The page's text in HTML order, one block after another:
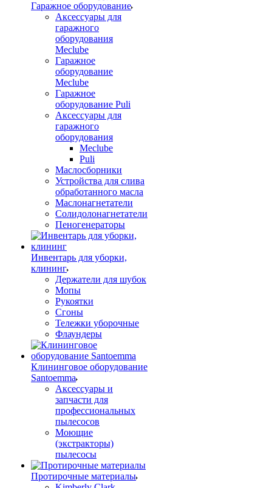
Гаражное оборудование
Аксессуары для
гаражного
оборудования
Meclube
Гаражное
оборудование
Meclube
Гаражное
оборудование Puli
Аксессуары для
гаражного
оборудования
Meclube
Puli
Маслосборники
Устройства для слива
обработанного масла
Маслонагнетатели
Солидолонагнетатели
Пеногенераторы
Инвентарь для уборки,
клининг
Держатели для шубок
Мопы
Рукоятки
Сгоны
Тележки уборочные
Флаундеры
Клининговое оборудование
Santoemma
Аксессуары и
запчасти для
профессиональных
пылесосов
Моющие
(экстракторы)
пылесосы
Протирочные материалы